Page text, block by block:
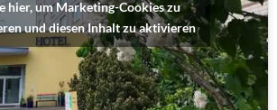
hier, um Marketing-Cookies zu
und diesen Inhalt zu aktivieren